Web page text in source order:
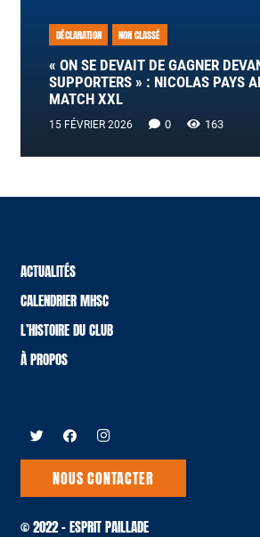
DÉCLARATION NON CLASSÉ
« ON SE DEVAIT DE GAGNER
SUPPORTERS » : NICOLAS PAYS
MATCH XXL
15 FÉVRIER 2026 0 163
ACTUALITÉS
CALENDRIER MHSC
L’HISTOIRE DU CLUB
À PROPOS
NOUS CONTACTER
© 2022 – ESPRIT PAILLADE